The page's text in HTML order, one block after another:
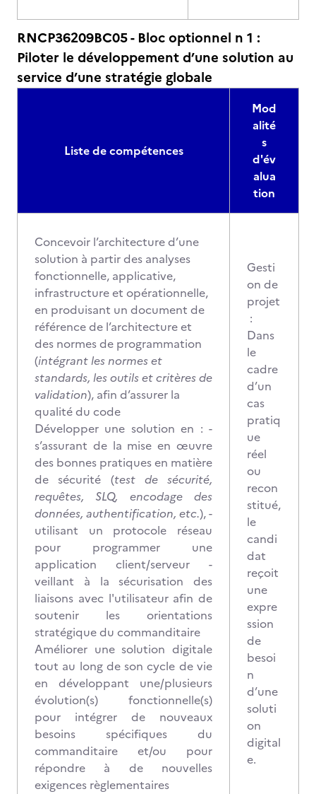
RNCP36209BC05 - Bloc optionnel n 1 :
Piloter le développement d’une solution au
service d’une stratégie globale
Liste de compétences
Mod
alité
s
d'év
alua
tion
Concevoir l’architecture d’une
solution à partir des analyses
fonctionnelle, applicative,
infrastructure et opérationnelle,
en produisant un document de
référence de l’architecture et
des normes de programmation
(intégrant les normes et
standards, les outils et critères de
validation), afin d’assurer la
qualité du code
Développer une solution en : -
s’assurant de la mise en œuvre
des bonnes pratiques en matière
de sécurité (test de sécurité,
requêtes, SLQ, encodage des
données, authentification, etc.), -
utilisant un protocole réseau
pour programmer une
application client/serveur -
veillant à la sécurisation des
liaisons avec l'utilisateur afin de
soutenir les orientations
stratégique du commanditaire
Améliorer une solution digitale
tout au long de son cycle de vie
en développant une/plusieurs
évolution(s) fonctionnelle(s)
pour intégrer de nouveaux
besoins spécifiques du
commanditaire et/ou pour
répondre à de nouvelles
exigences règlementaires
Gesti
on de
projet
:
Dans
le
cadre
d’un
cas
pratiq
ue
réel
ou
recon
stitué,
le
candi
dat
reçoit
une
expre
ssion
de
besoi
n
d’une
soluti
on
digital
e.